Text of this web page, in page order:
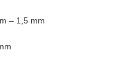
– 1,5 mm